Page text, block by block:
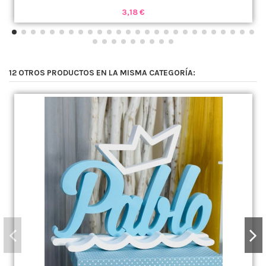
3,18 €
12 OTROS PRODUCTOS EN LA MISMA CATEGORÍA: